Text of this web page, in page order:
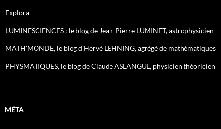
Explora
LUMINESCIENCES : le blog de Jean-Pierre LUMINET, astrophysicien
MATH'MONDE, le blog d'Hervé LEHNING, agrégé de mathématiques
PHYSMATIQUES, le blog de Claude ASLANGUL, physicien théoricien
MÉTA